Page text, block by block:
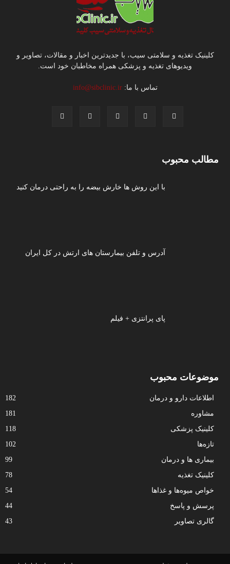
کلینیک تغذیه و سلامتی سیب، با جدیدترین اخبار و مقالات، تصاویر و
ویدیوهای تغذیه و پزشکی همراه مخاطبان خود است.
تماس با ما:info@sibclinic.ir
مطالب محبوب
با این روش ها خارش بیضه را به راحتی درمان کنید
آدرس و تلفن بیمارستان های ارتش در کل ایران
پای پرانتزی + فیلم
موضوعات محبوب
اطلاعات دارو و درمان
182
مشاوره
181
کلینیک پزشکی
118
تازه‌ها
102
بیماری ها و درمان
99
کلینیک تغذیه
78
خواص میوه‌ها و غذاها
54
پرسش و پاسخ
44
گالری تصاویر
43